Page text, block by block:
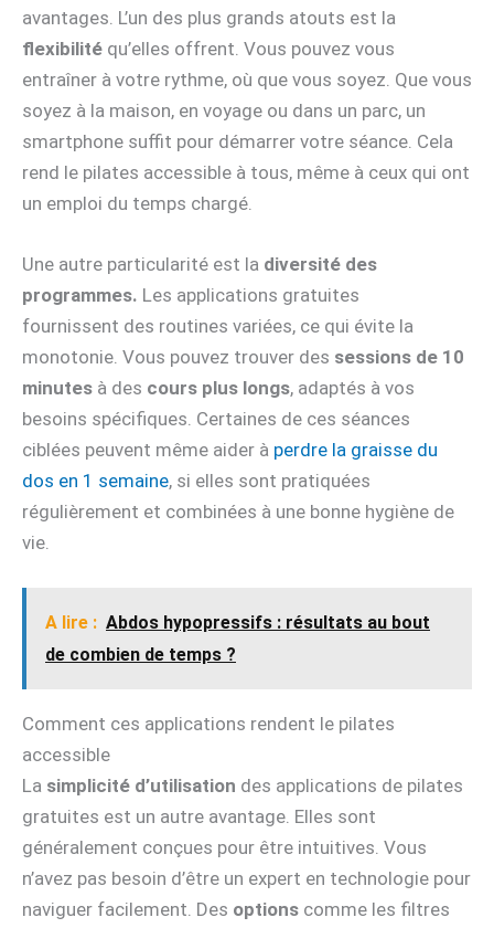
avantages. L’un des plus grands atouts est la
flexibilité qu’elles offrent. Vous pouvez vous
entraîner à votre rythme, où que vous soyez. Que vous
soyez à la maison, en voyage ou dans un parc, un
smartphone suffit pour démarrer votre séance. Cela
rend le pilates accessible à tous, même à ceux qui ont
un emploi du temps chargé.
Une autre particularité est la diversité des
programmes. Les applications gratuites
fournissent des routines variées, ce qui évite la
monotonie. Vous pouvez trouver des sessions de 10
minutes à des cours plus longs, adaptés à vos
besoins spécifiques. Certaines de ces séances
ciblées peuvent même aider à perdre la graisse du
dos en 1 semaine, si elles sont pratiquées
régulièrement et combinées à une bonne hygiène de
vie.
A lire : Abdos hypopressifs : résultats au bout
de combien de temps ?
Comment ces applications rendent le pilates
accessible
La simplicité d’utilisation des applications de pilates
gratuites est un autre avantage. Elles sont
généralement conçues pour être intuitives. Vous
n’avez pas besoin d’être un expert en technologie pour
naviguer facilement. Des options comme les filtres